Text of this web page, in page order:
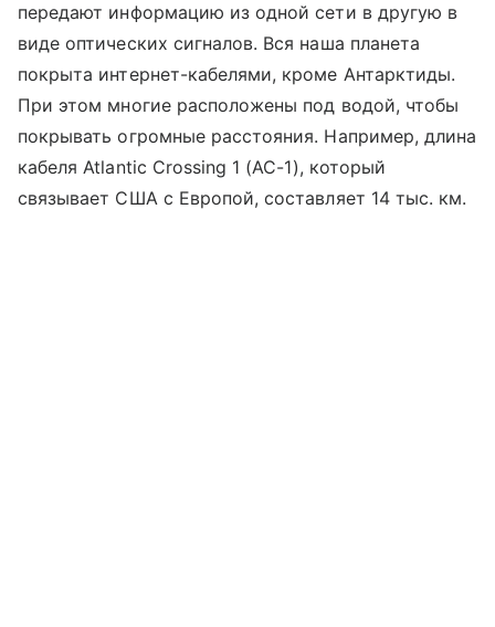
передают информацию из одной сети в другую в
виде оптических сигналов. Вся наша планета
покрыта интернет-кабелями, кроме Антарктиды.
При этом многие расположены под водой, чтобы
покрывать огромные расстояния. Например, длина
кабеля Atlantic Crossing 1 (AC-1), который
связывает США с Европой, составляет 14 тыс. км.